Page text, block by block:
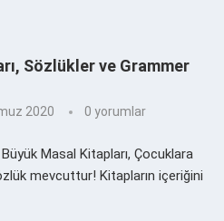
Sözlükler ve Grammer
2020 0 yorumlar
Masal Kitapları, Çocuklara
mevcuttur! Kitapların içeriğini